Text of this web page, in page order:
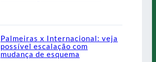
Palmeiras x Internacional: veja
possível escalação com
mudança de esquema